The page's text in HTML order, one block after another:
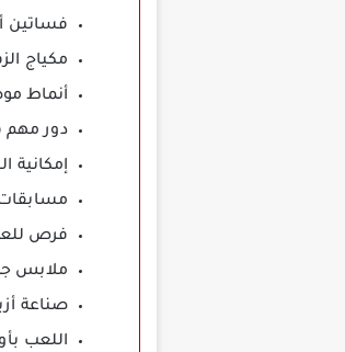
فساتين
مكياج
أنماط
دور مهم
إمكانية
مسابقات
فرص
ملابس
صناعة
اللعب